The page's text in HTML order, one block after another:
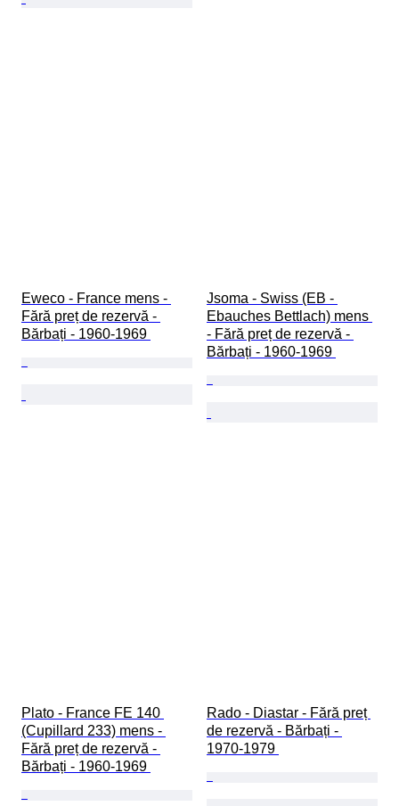
Eweco - France mens -
Fără preț de rezervă -
Bărbați - 1960-1969
Jsoma - Swiss (EB -
Ebauches Bettlach) mens
- Fără preț de rezervă -
Bărbați - 1960-1969
Plato - France FE 140
(Cupillard 233) mens -
Fără preț de rezervă -
Bărbați - 1960-1969
Rado - Diastar - Fără preț
de rezervă - Bărbați -
1970-1979